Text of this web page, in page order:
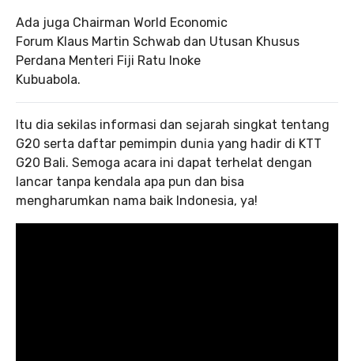
Ada juga Chairman World Economic
Forum Klaus Martin Schwab dan Utusan Khusus
Perdana Menteri Fiji Ratu Inoke
Kubuabola.
Itu dia sekilas informasi dan sejarah singkat tentang
G20 serta daftar pemimpin dunia yang hadir di KTT
G20 Bali. Semoga acara ini dapat terhelat dengan
lancar tanpa kendala apa pun dan bisa
mengharumkan nama baik Indonesia, ya!